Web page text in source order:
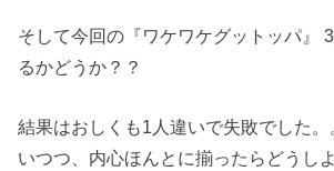
そして今回の『ワケワケグットッパ』
るかどうか？？
結果はおしくも1人違いで失敗でした
いつつ、内心ほんとに揃ったらどうし